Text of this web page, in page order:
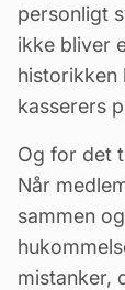
personligt
ikke bliver
historikken
kasserers
Og for det
Når
sammen
mistanker,